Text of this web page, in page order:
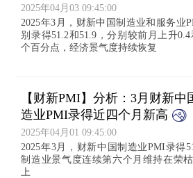
2025年04月03 09:45:00
2025年3月，财新中国制造业和服务业
别录得51.2和51.9，分别较前月上升0.4
个百分点，经济景气度持续恢复
【财新PMI】分析：3月财新中
造业PMI录得近四个月新高
2025年04月01 09:45:00
2025年3月，财新中国制造业PMI录得
制造业景气度连续第六个月维持在荣
上